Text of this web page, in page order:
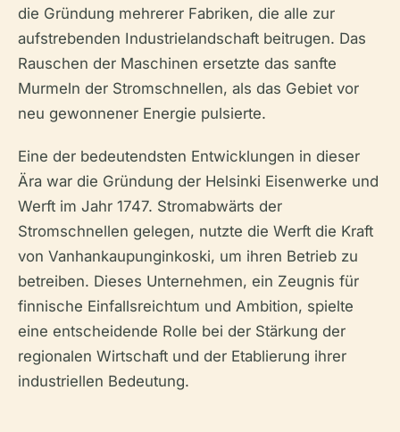
die Gründung mehrerer Fabriken, die alle zur
aufstrebenden Industrielandschaft beitrugen. Das
Rauschen der Maschinen ersetzte das sanfte
Murmeln der Stromschnellen, als das Gebiet vor
neu gewonnener Energie pulsierte.
Eine der bedeutendsten Entwicklungen in dieser
Ära war die Gründung der Helsinki Eisenwerke und
Werft im Jahr 1747. Stromabwärts der
Stromschnellen gelegen, nutzte die Werft die Kraft
von Vanhankaupunginkoski, um ihren Betrieb zu
betreiben. Dieses Unternehmen, ein Zeugnis für
finnische Einfallsreichtum und Ambition, spielte
eine entscheidende Rolle bei der Stärkung der
regionalen Wirtschaft und der Etablierung ihrer
industriellen Bedeutung.